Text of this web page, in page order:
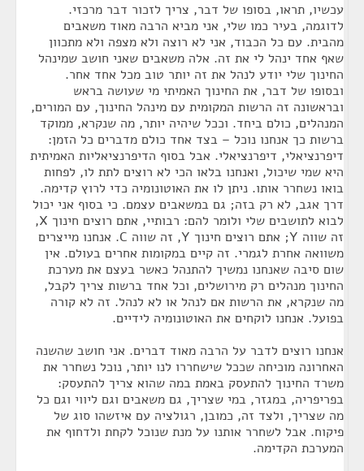
עכשיו, תראו, בסופו של דבר, צריך לזכור דבר מרכזי.
לדוגמה, בעיר כמו שלי, אני מביא הרבה מאוד משאבים
מהבית. עם כל הכבוד, אני לא רוצה ולא מצפה ולא מתכוון
שאף אחד ינהל לי את זה. אלה משאבים שאני חושב שמינהל
החינוך שלי יודע לנהל את זה יותר טוב מכל אחד אחר.
ובסופו של דבר, את החינוך האמיתי מי שעושה בראש
ובראשונה זה הרשות המקומית עם מינהל החינוך, עם המורים,
המנהלים, כולם ביחד. וככל שיהיה יותר, מה שנקרא, ממוקד
ברשות כך אנחנו נוכל – בצד אחד כולם מדברים כל הזמן:
דיפרנציאלי, דיפרנציאלי. אבל בסוף הדיפרנציאליות האמיתית
היא שמי שיכול, ואנחנו בלאו הכי לא רוצים לתת לו, לפחות
בואו נשחרר אותו. ניתן לו את האוטונומיה כדי לרוץ קדימה.
דרך אגב, לא רק בזה; גם במשאבים עצמם. כי בסוף אני יכול
לבוא לתושבים שלי ולומר להם: רבותיי, אתם רוצים חינוך X,
זה שווה Y; אתם רוצים חינוך Y, זה שווה C. אנחנו מייצרים
משוואה אחרת לגמרי. זה קיים במקומות אחרים בעולם. אין
שום סיבה שאנחנו נמשיך להתנהל כאשר בעצם את מערכת
החינוך מנהלים רק מירושלים, וכל אחד ברשות צריך לקבל,
מה שנקרא, את הרשות אם לנהל או לא לנהל. זה לא קורה
בפועל. אנחנו לוקחים את האוטונומיה לידיים.
אנחנו רוצים לדבר על הרבה מאוד דברים. אני חושב שהשנה
האחרונה מוכיחה שככל שישחררו לנו יותר, נוכל נשחרר את
משרד החינוך להתעסק באמת במה שהוא צריך להתעסק:
בפריפריה, במגזר, במי שצריך, גם משאבים וגם ליווי וגם כל
מה שצריך, ולצד זה, כמובן, רגולציה עם איזשהו סוג של
פיקוח. אבל לשחרר אותנו על מנת שנוכל לקחת ולדחוף את
המערכת הקדימה.